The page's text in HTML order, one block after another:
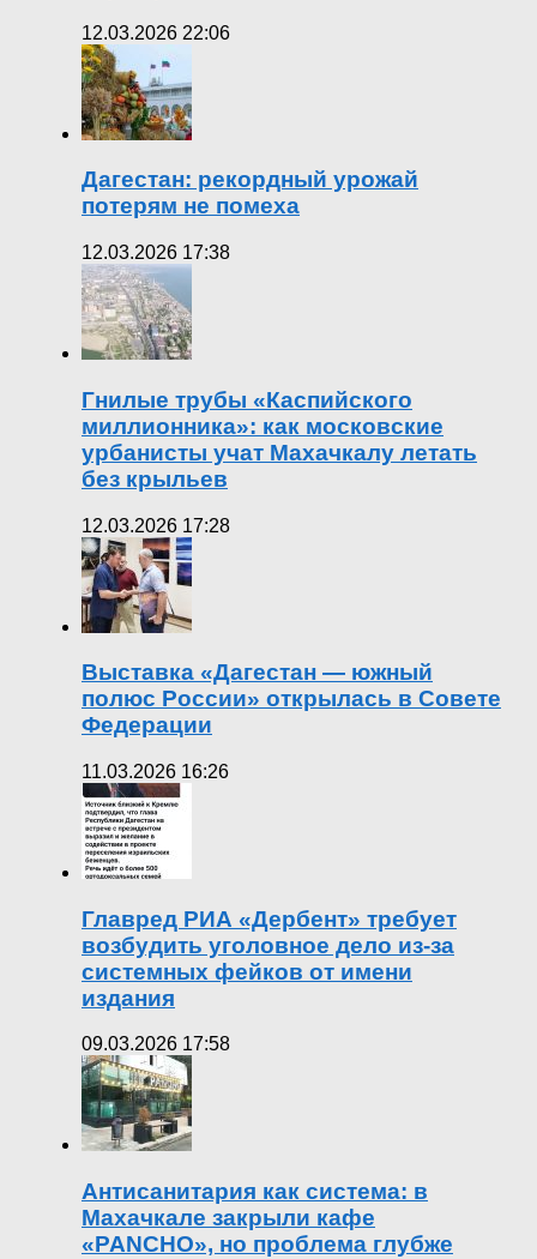
12.03.2026 22:06
Дагестан: рекордный урожай
потерям не помеха
12.03.2026 17:38
Гнилые трубы «Каспийского
миллионника»: как московские
урбанисты учат Махачкалу летать
без крыльев
12.03.2026 17:28
Выставка «Дагестан — южный
полюс России» открылась в Совете
Федерации
11.03.2026 16:26
Главред РИА «Дербент» требует
возбудить уголовное дело из-за
системных фейков от имени
издания
09.03.2026 17:58
Антисанитария как система: в
Махачкале закрыли кафе
«PANCHO», но проблема глубже